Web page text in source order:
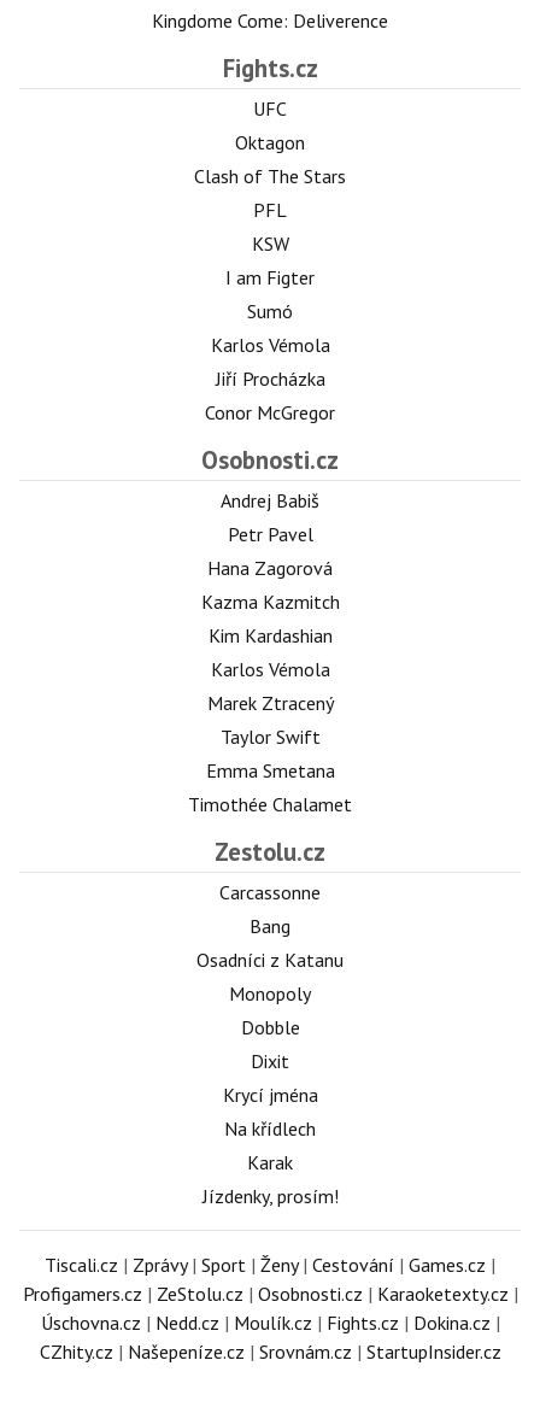
Kingdome Come: Deliverence
Fights.cz
UFC
Oktagon
Clash of The Stars
PFL
KSW
I am Figter
Sumó
Karlos Vémola
Jiří Procházka
Conor McGregor
Osobnosti.cz
Andrej Babiš
Petr Pavel
Hana Zagorová
Kazma Kazmitch
Kim Kardashian
Karlos Vémola
Marek Ztracený
Taylor Swift
Emma Smetana
Timothée Chalamet
Zestolu.cz
Carcassonne
Bang
Osadníci z Katanu
Monopoly
Dobble
Dixit
Krycí jména
Na křídlech
Karak
Jízdenky, prosím!
Tiscali.cz | Zprávy| Sport | Ženy| Cestování | Games.cz |
Profigamers.cz | ZeStolu.cz | Osobnosti.cz | Karaoketexty.cz |
Úschovna.cz | Nedd.cz | Moulík.cz | Fights.cz | Dokina.cz |
CZhity.cz | Našepeníze.cz | Srovnám.cz | StartupInsider.cz